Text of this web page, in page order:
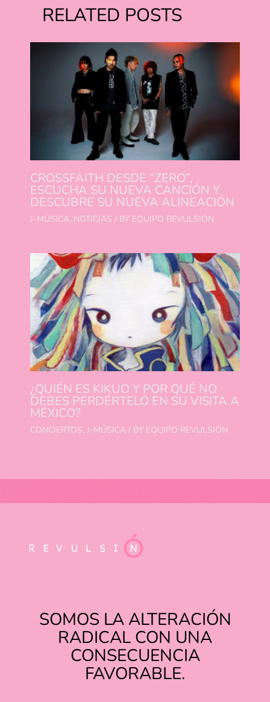
RELATED POSTS
CROSSFAITH DESDE “ZERO”,
ESCUCHA SU NUEVA CANCIÓN Y
DESCUBRE SU NUEVA ALINEACIÓN
J-MÚSICA, NOTICIAS / BY EQUIPO REVULSIÓN
¿QUIÉN ES KIKUO Y POR QUÉ NO
DEBES PERDÉRTELO EN SU VISITA A
MÉXICO?
CONCIERTOS, J-MÚSICA / BY EQUIPO REVULSIÓN
SOMOS LA ALTERACIÓN
RADICAL CON UNA
CONSECUENCIA
FAVORABLE.